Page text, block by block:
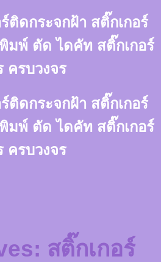
ติดกระจกฝ้า สติ๊กเกอร์
มพ์ ตัด ไดคัท สติ๊กเกอร์
ครบวงจร
ติดกระจกฝ้า สติ๊กเกอร์
มพ์ ตัด ไดคัท สติ๊กเกอร์
ครบวงจร
สติ๊กเกอร์